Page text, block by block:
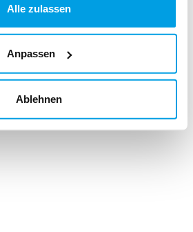
Alle zulassen
Anpassen
Ablehnen